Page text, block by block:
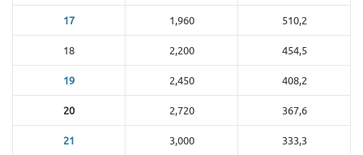
17 1,960 510,2
18 2,200 454,5
19 2,450 408,2
20 2,720 367,6
21 3,000 333,3